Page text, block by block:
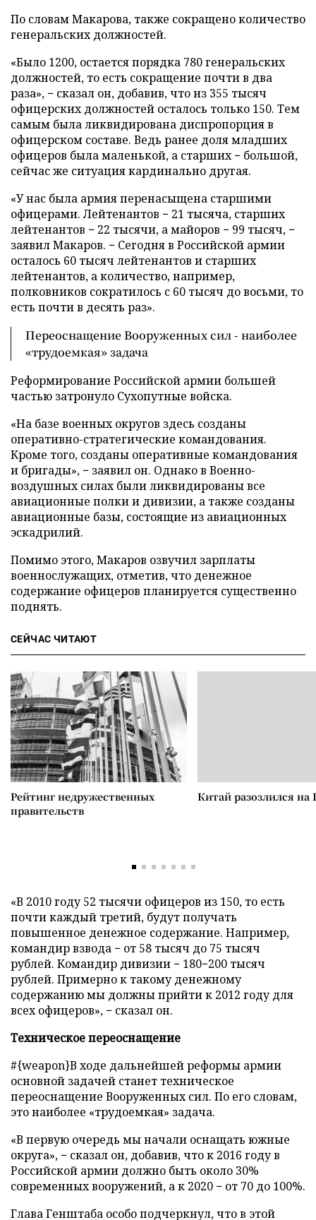
По словам Макарова, также сокращено количество
генеральских должностей.
«Было 1200, остается порядка 780 генеральских
должностей, то есть сокращение почти в два
раза», − сказал он, добавив, что из 355 тысяч
офицерских должностей осталось только 150. Тем
самым была ликвидирована диспропорция в
офицерском составе. Ведь ранее доля младших
офицеров была маленькой, а старших − большой,
сейчас же ситуация кардинально другая.
«У нас была армия перенасыщена старшими
офицерами. Лейтенантов − 21 тысяча, старших
лейтенантов − 22 тысячи, а майоров − 99 тысяч, −
заявил Макаров. − Сегодня в Российской армии
осталось 60 тысяч лейтенантов и старших
лейтенантов, а количество, например,
полковников сократилось с 60 тысяч до восьми, то
есть почти в десять раз».
Переоснащение Вооруженных сил - наиболее
«трудоемкая» задача
Реформирование Российской армии большей
частью затронуло Сухопутные войска.
«На базе военных округов здесь созданы
оперативно-стратегические командования.
Кроме того, созданы оперативные командования
и бригады», − заявил он. Однако в Военно-
воздушных силах были ликвидированы все
авиационные полки и дивизии, а также созданы
авиационные базы, состоящие из авиационных
эскадрилий.
Помимо этого, Макаров озвучил зарплаты
военнослужащих, отметив, что денежное
содержание офицеров планируется существенно
поднять.
СЕЙЧАС ЧИТАЮТ
Рейтинг недружественных
правительств
Китай разозлился на
«В 2010 году 52 тысячи офицеров из 150, то есть
почти каждый третий, будут получать
повышенное денежное содержание. Например,
командир взвода − от 58 тысяч до 75 тысяч
рублей. Командир дивизии − 180−200 тысяч
рублей. Примерно к такому денежному
содержанию мы должны прийти к 2012 году для
всех офицеров», − сказал он.
Техническое переоснащение
#{weapon}В ходе дальнейшей реформы армии
основной задачей станет техническое
переоснащение Вооруженных сил. По его словам,
это наиболее «трудоемкая» задача.
«В первую очередь мы начали оснащать южные
округа», − сказал он, добавив, что к 2016 году в
Российской армии должно быть около 30%
современных вооружений, а к 2020 − от 70 до 100%.
Глава Генштаба особо подчеркнул, что в этой